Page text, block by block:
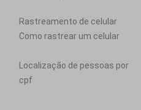
Rastreamento de celular
Como rastrear um celular
Localização de pessoas por
cpf